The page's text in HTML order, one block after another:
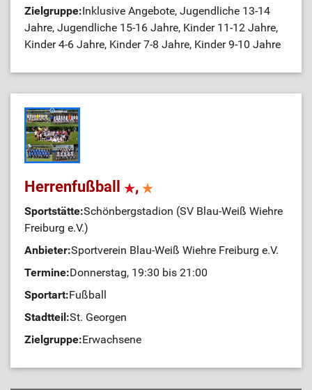
Zielgruppe:Inklusive Angebote, Jugendliche 13-14
Jahre, Jugendliche 15-16 Jahre, Kinder 11-12 Jahre,
Kinder 4-6 Jahre, Kinder 7-8 Jahre, Kinder 9-10 Jahre
Herrenfußball ,
Sportstätte:Schönbergstadion (SV Blau-Weiß Wiehre
Freiburg e.V.)
Anbieter:Sportverein Blau-Weiß Wiehre Freiburg e.V.
Termine:Donnerstag, 19:30 bis 21:00
Sportart:Fußball
Stadtteil:St. Georgen
Zielgruppe:Erwachsene